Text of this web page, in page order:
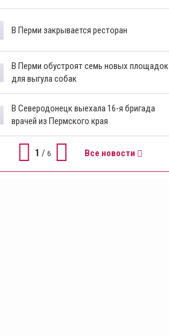
В Перми закрывается ресторан
​В Перми обустроят семь новых площадок
для выгула собак
В Северодонецк выехала 16-я бригада
врачей из Пермского края
1 / 6 Все новости